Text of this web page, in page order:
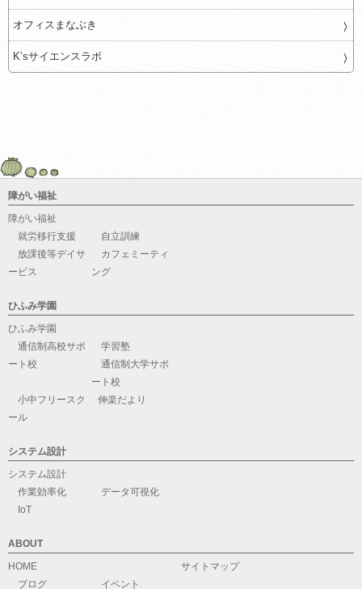
オフィスまなぶき
K’sサイエンスラボ
障がい福祉
障がい福祉
就労移行支援
自立訓練
放課後等デイサ
ービス
カフェミーティ
ング
ひふみ学園
ひふみ学園
通信制高校サポ
ート校
学習塾
通信制大学サポ
ート校
小中フリースク
ール
伸楽だより
システム設計
システム設計
作業効率化
データ可視化
IoT
ABOUT
HOME
ブログ
イベント
サイトマップ